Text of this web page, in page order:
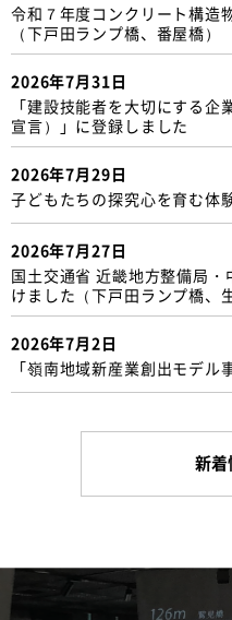
令和７年度コンクリート構造
（下戸田ランプ橋、番屋橋）
2026年7月31日
「建設技能者を大切にする
宣言）」に登録しました
2026年7月29日
子どもたちの探究心を育む体
2026年7月27日
国土交通省 近畿地方整備局
けました（下戸田ランプ橋、
2026年7月2日
「嶺南地域新産業創出モデ
新